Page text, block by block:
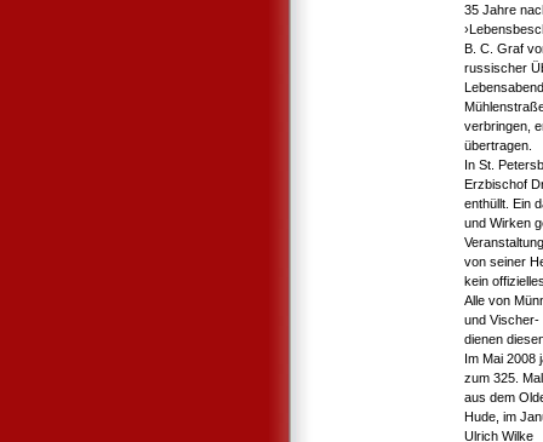
35 Jahre
B. C. Graf
russischer
verbringen,
übertragen.
In St.
Erzbischof
enthüllt. Ein
und Wirken
von seiner
kein
Alle von
und Vischer-
dienen
Im Mai
zum 325.
aus dem
Hude, im
Ulrich Wilke